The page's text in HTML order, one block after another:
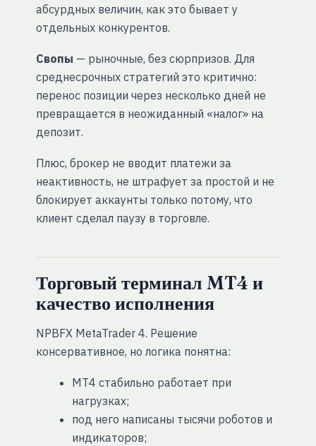
абсурдных величин, как это бывает у
отдельных конкурентов.
Свопы — рыночные, без сюрпризов. Для
среднесрочных стратегий это критично:
перенос позиции через несколько дней не
превращается в неожиданный «налог» на
депозит.
Плюс, брокер не вводит платежи за
неактивность, не штрафует за простой и не
блокирует аккаунты только потому, что
клиент сделал паузу в торговле.
Торговый терминал MT4 и
качество исполнения
NPBFX MetaTrader 4. Решение
консервативное, но логика понятна:
MT4 стабильно работает при
нагрузках;
под него написаны тысячи роботов и
индикаторов;